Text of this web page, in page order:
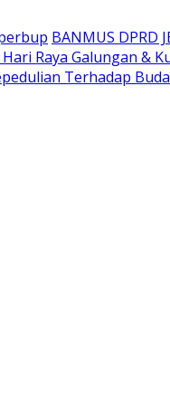
BANMUS DPRD
Raya Galungan &
Terhadap